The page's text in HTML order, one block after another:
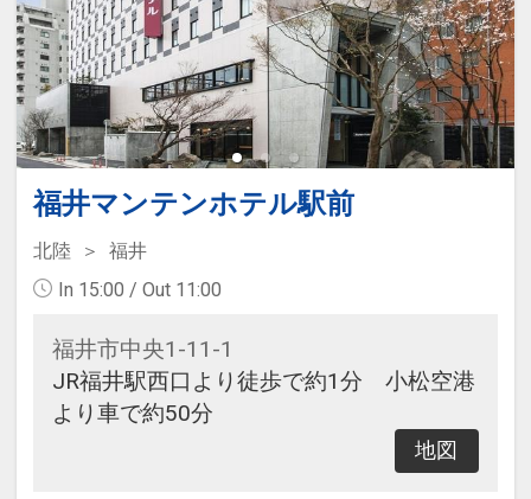
福井マンテンホテル駅前
北陸
福井
In 15:00 / Out 11:00
福井市中央1-11-1
JR福井駅西口より徒歩で約1分 小松空港
より車で約50分
地図